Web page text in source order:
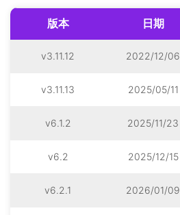
版本 日期
v3.11.12 2022/12/06
v3.11.13 2025/05/11
v6.1.2 2025/11/23
v6.2 2025/12/15
v6.2.1 2026/01/09